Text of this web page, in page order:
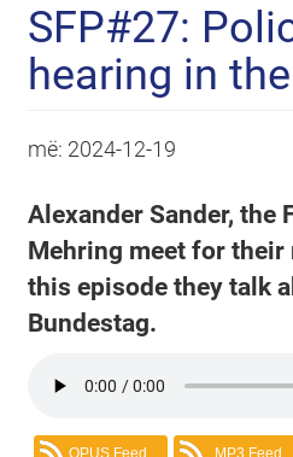
SFP#27:
hearing in
më: 2024-12-19
Alexander Sander, the
Mehring meet for
this episode they talk
Bundestag.